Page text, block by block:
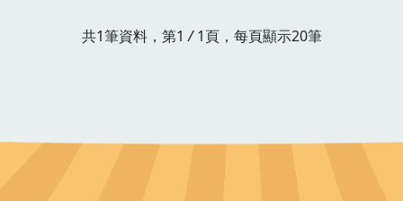
共1筆資料，第1 /1頁，每頁顯示20筆